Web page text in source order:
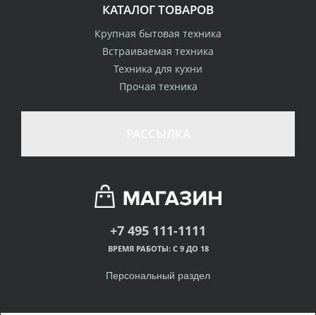
КАТАЛОГ ТОВАРОВ
Крупная бытовая техника
Встраиваемая техника
Техника для кухни
Прочая техника
+7 495 111-1111
ВРЕМЯ РАБОТЫ: С 9 ДО 18
Персональный раздел